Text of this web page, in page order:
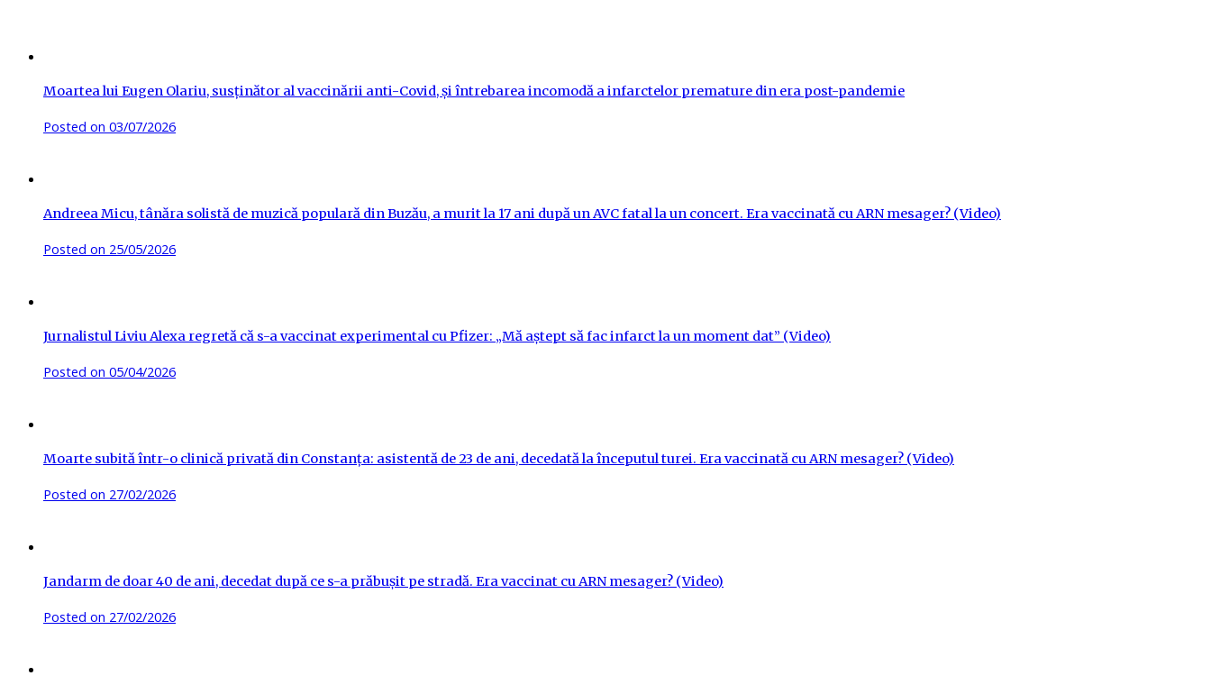
Moartea lui Eugen Olariu, susținător al vaccinării anti-Covid, și întrebarea incomodă a infarctelor premature din era post-pandemie
Posted on 03/07/2026
Andreea Micu, tânăra solistă de muzică populară din Buzău, a murit la 17 ani după un AVC fatal la un concert. Era vaccinată cu ARN mesager? (Video)
Posted on 25/05/2026
Jurnalistul Liviu Alexa regretă că s-a vaccinat experimental cu Pfizer: „Mă aștept să fac infarct la un moment dat” (Video)
Posted on 05/04/2026
Moarte subită într-o clinică privată din Constanța: asistentă de 23 de ani, decedată la începutul turei. Era vaccinată cu ARN mesager? (Video)
Posted on 27/02/2026
Jandarm de doar 40 de ani, decedat după ce s-a prăbușit pe stradă. Era vaccinat cu ARN mesager? (Video)
Posted on 27/02/2026